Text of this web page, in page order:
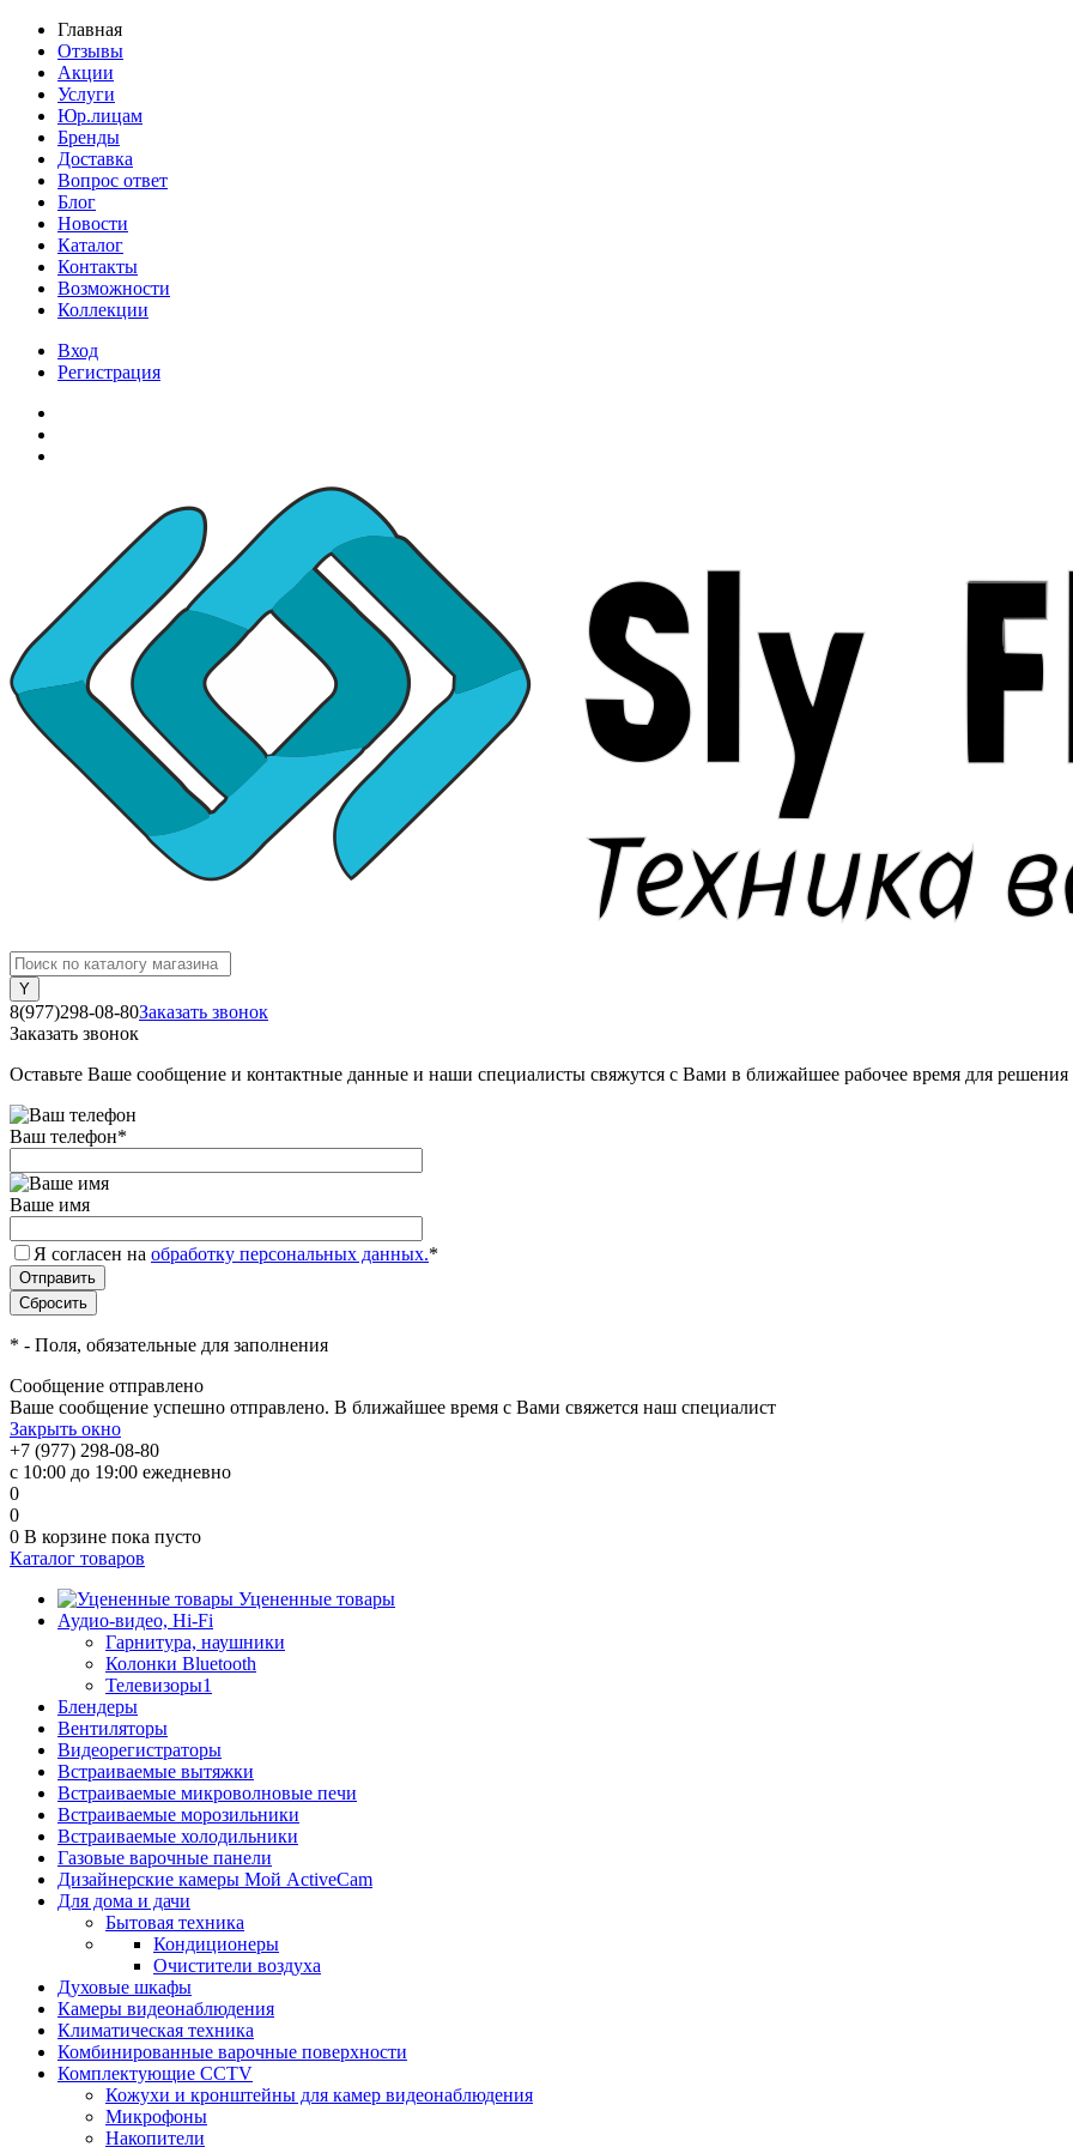
Главная
Отзывы
Акции
Услуги
Юр.лицам
Бренды
Доставка
Вопрос ответ
Блог
Новости
Каталог
Контакты
Возможности
Коллекции
Вход
Регистрация
8(977)298-08-80Заказать звонок
Заказать звонок
Оставьте Ваше сообщение и контактные данные и наши специалисты свяжутся с Вами в ближайшее рабочее время для
Ваш телефон*
Ваше имя
Я согласен на обработку персональных данных.*
* - Поля, обязательные для заполнения
Сообщение отправлено
Ваше сообщение успешно отправлено. В ближайшее время с Вами свяжется наш специалист
Закрыть окно
+7 (977) 298-08-80
с 10:00 до 19:00 ежедневно
0
0
0 В корзине пока пусто
Каталог товаров
Уцененные товары
Аудио-видео, Hi-Fi
Гарнитура, наушники
Колонки Bluetooth
Телевизоры1
Блендеры
Вентиляторы
Видеорегистраторы
Встраиваемые вытяжки
Встраиваемые микроволновые печи
Встраиваемые морозильники
Встраиваемые холодильники
Газовые варочные панели
Дизайнерские камеры Мой ActiveCam
Для дома и дачи
Бытовая техника
Кондиционеры
Очистители воздуха
Духовые шкафы
Камеры видеонаблюдения
Климатическая техника
Комбинированные варочные поверхности
Комплектующие CCTV
Кожухи и кронштейны для камер видеонаблюдения
Микрофоны
Накопители